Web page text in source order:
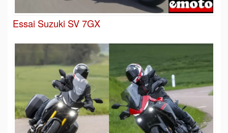
Essai Suzuki SV 7GX